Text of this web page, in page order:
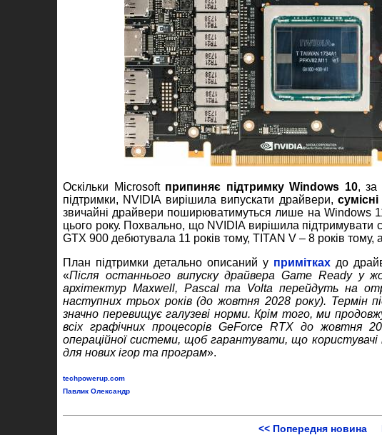
Оскільки Microsoft припиняє підтримку Windows 10, за
підтримки, NVIDIA вирішила випускати драйвери,
звичайні драйвери поширюватимуться лише на Windows
цього року. Похвально, що NVIDIA вирішила підтримувати
GTX 900 дебютувала 11 років тому, TITAN V – 8 років тому,
План підтримки детально описаний у приміткахдо
«Після останнього випуску драйвера Game Ready у
архітектур Maxwell, Pascal та Volta перейдуть на
наступних трьох років (до жовтня 2028 року). Термін
значно перевищує галузеві норми. Крім того, ми
всіх графічних процесорів GeForce RTX до жовтня
операційної системи, щоб гарантувати, що
для нових ігор та програм».
techpowerup.com
Павлик Олександр
<< Попередня новина